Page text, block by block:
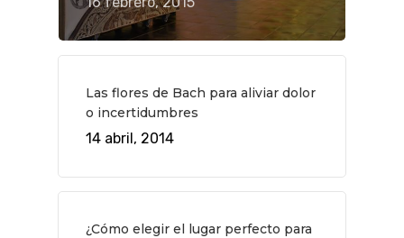
Las flores de Bach para aliviar dolor
o incertidumbres
14 abril, 2014
¿Cómo elegir el lugar perfecto para
QUÉ HACER
Cine
GASTRO
Gourmet
VIAJES